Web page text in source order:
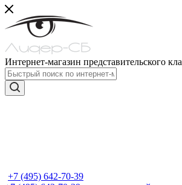
Интернет-магазин представительского
+7 (495) 642-70-39